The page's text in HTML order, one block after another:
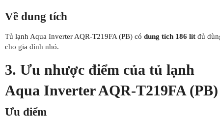
Về dung tích
Tủ lạnh Aqua Inverter AQR-T219FA (PB) có dung tích 186 lít đủ
cho gia đình nhỏ.
3. Ưu nhược điểm của tủ lạnh
Aqua Inverter AQR-T219FA (PB)
Ưu điểm